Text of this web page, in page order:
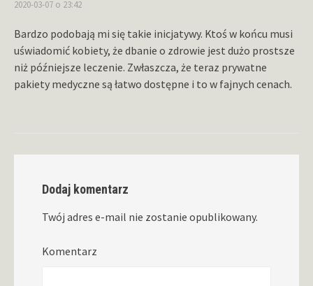
2020-03-07 o 23:42
Bardzo podobają mi się takie inicjatywy. Ktoś w końcu musi
uświadomić kobiety, że dbanie o zdrowie jest dużo prostsze
niż późniejsze leczenie. Zwłaszcza, że teraz prywatne
pakiety medyczne są łatwo dostępne i to w fajnych cenach.
Dodaj komentarz
Twój adres e-mail nie zostanie opublikowany.
Komentarz